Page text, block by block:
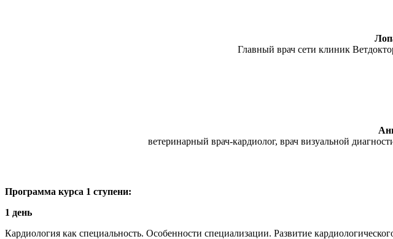
Главный врач сети клиник
ветеринарный врач-кардиолог, врач визуальной
Программа курса 1 ступени:
1 день
Кардиология как специальность. Особенности специализации. Развитие